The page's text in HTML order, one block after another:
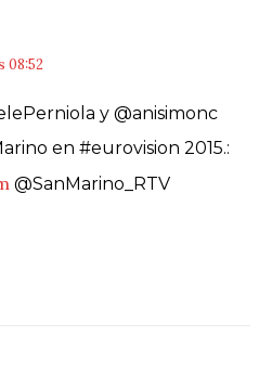
08:52
y @anisimonc
en #eurovision 2015.:
@SanMarino_RTV